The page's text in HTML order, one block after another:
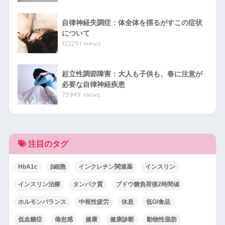
自律神経失調症：体全体を揺るがすこの症状
について
122291 views
起立性調節障害：大人も子供も、春に注意が
必要な自律神経疾患
75949 views
注目のタグ
HbA1c β細胞 インクレチン関連薬 インスリン
インスリン治療 タンパク質 ブドウ糖負荷後2時間値
ホルモンバランス 中枢性疲労 休息 低GI食品
低血糖症 倦怠感 健康 健康診断 動物性脂肪